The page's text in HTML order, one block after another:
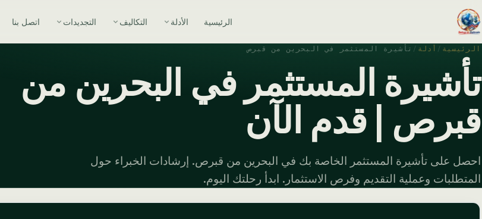
الرئيسية الأدلة التكاليف التجديدات اتصل بنا
الرئيسية / أدلة / تأشيرة المستثمر في البحرين من قبرص
تأشيرة المستثمر في البحرين من
قبرص | قدم الآن
احصل على تأشيرة المستثمر الخاصة بك في البحرين من قبرص. إرشادات الخبراء حول
المتطلبات وعملية التقديم وفرص الاستثمار. ابدأ رحلتك اليوم.